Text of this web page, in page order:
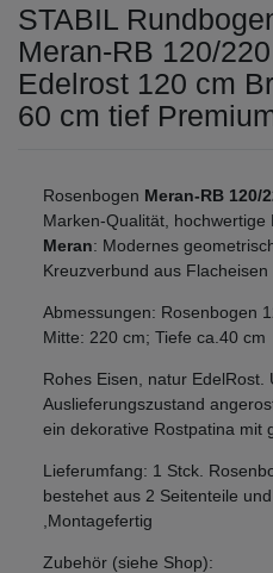
STABIL
Meran-RB 120/
Edelrost 120 cm
60 cm tief
Rosenbogen Meran-RB 120/
Marken-Qualität, hochwertige
Meran: Modernes
Kreuzverbund aus
Abmessungen: Rosenbogen
Mitte: 220 cm; Tiefe ca.40 cm
Rohes Eisen, natur EdelRost.
Auslieferungszustand
ein dekorative Rostpatina mit
Lieferumfang: 1 Stck.
bestehet aus 2 Seitenteile
,Montagefertig
Zubehör (siehe Shop):